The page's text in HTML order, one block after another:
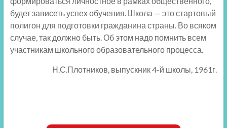
будет зависеть успех обучения. Школа — это стартовый
полигон для подготовки гражданина страны. Во всяком
случае, так должно быть. Об этом надо помнить всем
участникам школьного образовательного процесса.
Н.С.Плотников, выпускник 4-й школы, 1961г.